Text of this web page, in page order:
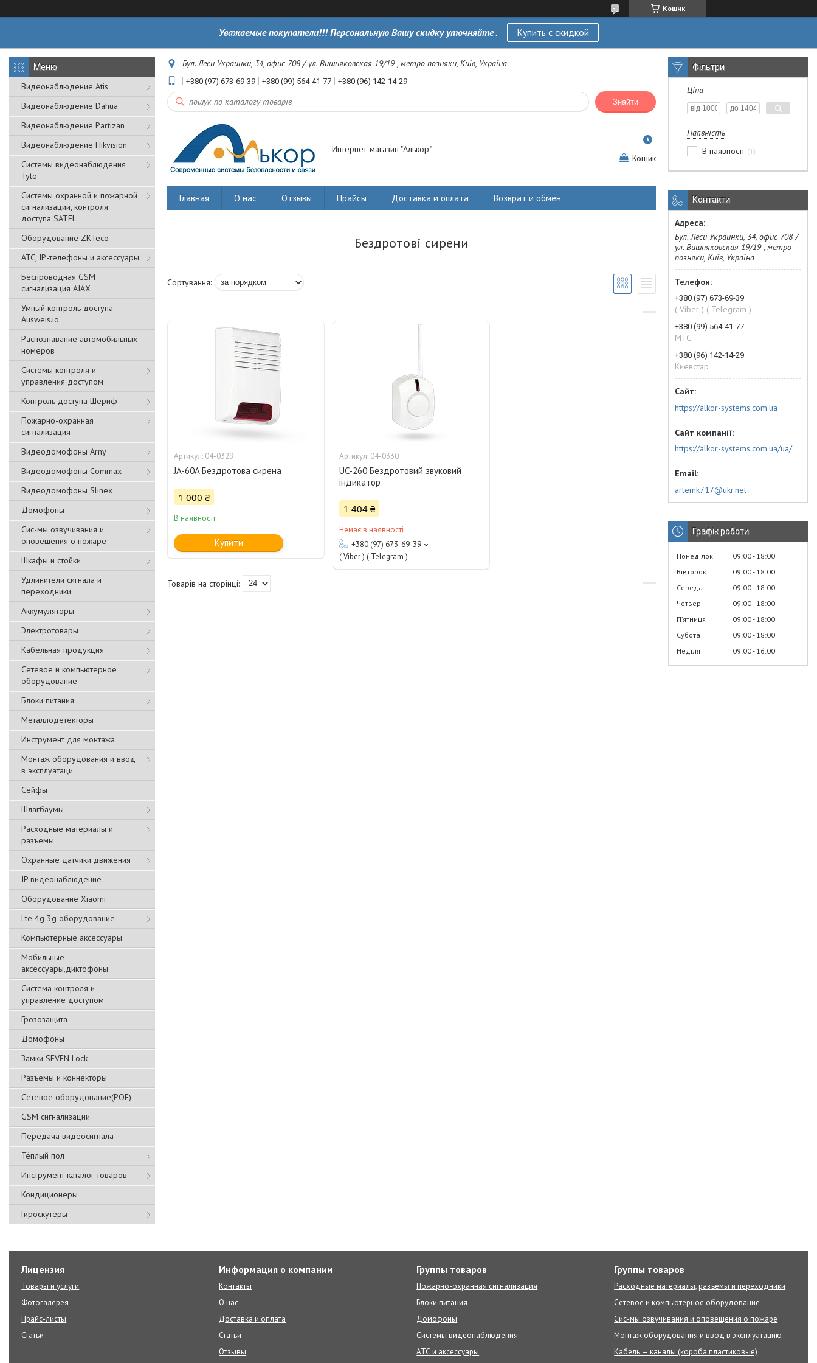
Кошик
Уважаемые покупатели!!! Персональную Вашу скидку уточняйте . Купить с скидкой
Видеонаблюдение Atis
Видеонаблюдение Dahua
Видеонаблюдение Partizan
Видеонаблюдение Hikvision
Системы видеонаблюдения
Tyto
Cистемы охранной и пожарной
сигнализации, контроля
доступа SATEL
Оборудование ZKTeco
АТС, IP-телефоны и аксессуары
Беспроводная GSM
сигнализация АJAX
Умный контроль доступа
Ausweis.io
Распознавание автомобильных
номеров
Системы контроля и
управления доступом
Контроль доступа Шериф
Пожарно-охранная
сигнализация
Видеодомофоны Arny
Видеодомофоны Commax
Видеодомофоны Slinex
Домофоны
Сис-мы озвучивания и
оповещения о пожаре
Шкафы и стойки
Удлинители сигнала и
переходники
Аккумуляторы
Электротовары
Кабельная продукция
Сетевое и компьютерное
оборудование
Блоки питания
Металлодетекторы
Инструмент для монтажа
Монтаж оборудования и ввод
в эксплуатаци
Сейфы
Шлагбаумы
Расходные материалы и
разъемы
Охранные датчики движения
IP видеонаблюдение
Оборудование Xiaomi
Lte 4g 3g оборудование
Компьютерные аксессуары
Мобильные
аксессуары,диктофоны
Система контроля и
управление доступом
Грозозащита
Домофоны
Замки SEVEN Lock
Разъемы и коннекторы
Сетевое оборудование(POE)
GSM сигнализации
Передача видеосигнала
Тёплый пол
Инструмент каталог товаров
Кондиционеры
Гироскутеры
Бул. Леси Украинки, 34, офис 708 / ул. Вишняковская 19/19 , метро позняки, Київ, Україна
+380 (97) 673-69-39 +380 (99) 564-41-77 +380 (96) 142-14-29
Знайти
Интернет-магазин "Алькор"
Кошик
Главная О нас Отзывы Прайсы Доставка и оплата Возврат и обмен
Бездротові сирени
04-0329
JA-60A Бездротова сирена
1 000 ₴
В наявності
Купити
04-0330
UC-260 Бездротовий звуковий
індикатор
1 404 ₴
Немає в наявності
+380 (97) 673-69-39
( Viber ) ( Telegram )
Фільтри
Ціна
Наявність
В наявності
1
Контакти
Бул. Леси Украинки, 34, офис 708 /
ул. Вишняковская 19/19 , метро
позняки, Київ, Україна
+380 (97) 673-69-39
( Viber ) ( Telegram )
+380 (99) 564-41-77
МТС
+380 (96) 142-14-29
Киевстар
https://alkor-systems.com.ua
https://alkor-systems.com.ua/ua/
artemk717@ukr.net
Графік роботи
Понеділок 09:00 18:00
Вівторок
09:00 18:00
Середа
09:00 18:00
Четвер
09:00 18:00
Пʼятниця
09:00 18:00
Субота
09:00 18:00
Неділя
09:00 16:00
Лицензия
Товары и услуги
Фотогалерея
Прайс-листы
Статьи
Информация о компании
Контакты
О нас
Доставка и оплата
Статьи
Отзывы
Группы товаров
Пожарно-охранная сигнализация
Блоки питания
Домофоны
Системы видеонаблюдения
АТС и аксессуары
Группы товаров
Расходные материалы, разъемы и переходники
Сетевое и компьютерное оборудование
Сис-мы озвучивания и оповещения о пожаре
Монтаж оборудования и ввод в эксплуатацию
Кабель — каналы (короба пластиковые)